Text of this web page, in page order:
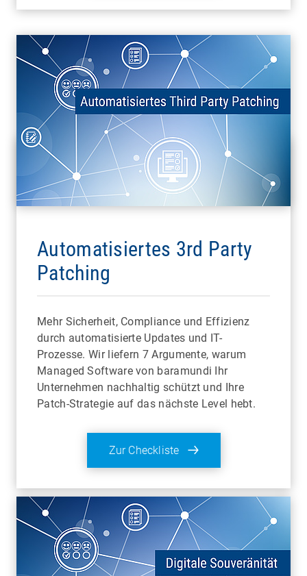
Automatisiertes 3rd Party
Patching
Mehr Sicherheit, Compliance und Effizienz
durch automatisierte Updates und IT-
Prozesse. Wir liefern 7 Argumente, warum
Managed Software von baramundi Ihr
Unternehmen nachhaltig schützt und Ihre
Patch-Strategie auf das nächste Level hebt.
Zur Checkliste